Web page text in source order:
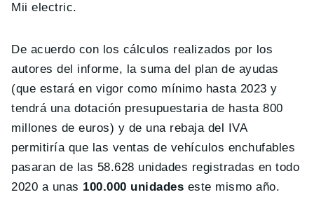
Mii electric.
De acuerdo con los cálculos realizados por los
autores del informe, la suma del plan de ayudas
(que estará en vigor como mínimo hasta 2023 y
tendrá una dotación presupuestaria de hasta 800
millones de euros) y de una rebaja del IVA
permitiría que las ventas de vehículos enchufables
pasaran de las 58.628 unidades registradas en todo
2020 a unas 100.000 unidades este mismo año.